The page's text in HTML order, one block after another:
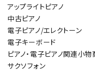
アップライトピアノ
中古ピアノ
電子ピアノ/エレクトーン
電子キーボード
ピアノ・電子ピアノ関連小物
サクソフォン